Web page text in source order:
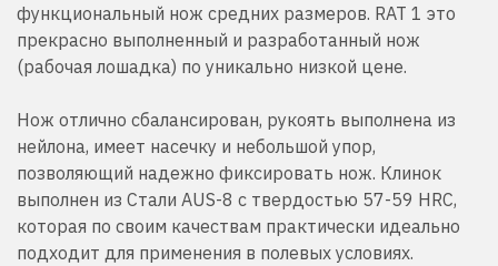
функциональный нож средних размеров. RAT 1 это
прекрасно выполненный и разработанный нож
(рабочая лошадка) по уникально низкой цене.
Нож отлично сбалансирован, рукоять выполнена из
нейлона, имеет насечку и небольшой упор,
позволяющий надежно фиксировать нож. Клинок
выполнен из Стали AUS-8 с твердостью 57-59 HRC,
которая по своим качествам практически идеально
подходит для применения в полевых условиях.